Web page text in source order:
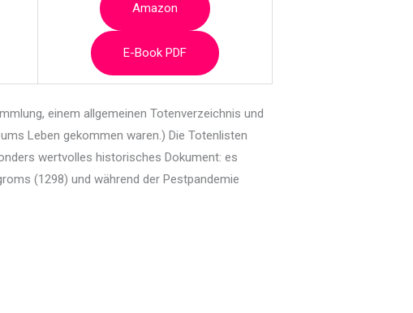
Amazon
E-Book PDF
einem allgemeinen Totenverzeichnis und
Leben gekommen waren.) Die Totenlisten
wertvolles historisches Dokument: es
(1298) und während der Pestpandemie